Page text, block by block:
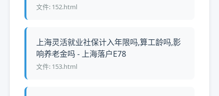
文件: 152.html
上海灵活就业社保计入年限吗,算工龄吗,影
响养老金吗 - 上海落户E78
文件: 153.html